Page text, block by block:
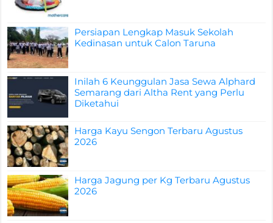
Persiapan Lengkap Masuk Sekolah
Kedinasan untuk Calon Taruna
Inilah 6 Keunggulan Jasa Sewa Alphard
Semarang dari Altha Rent yang Perlu
Diketahui
Harga Kayu Sengon Terbaru Agustus
2026
Harga Jagung per Kg Terbaru Agustus
2026